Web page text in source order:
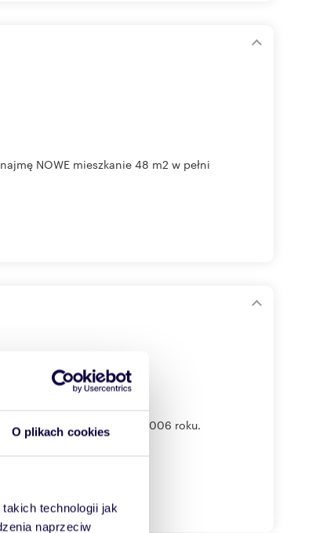
O plikach cookies
technologii jak
naprzeciw
NOWE mieszkanie 48 m2 w pełni
na 5. piętrze w budynku z 2006 roku.